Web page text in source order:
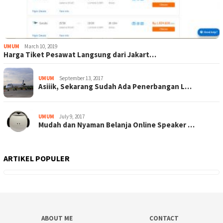
UMUM March 10, 2019
Harga Tiket Pesawat Langsung dari Jakart…
UMUM September 13, 2017
Asiiik, Sekarang Sudah Ada Penerbangan L…
UMUM July 9, 2017
Mudah dan Nyaman Belanja Online Speaker …
ARTIKEL POPULER
ABOUT ME CONTACT